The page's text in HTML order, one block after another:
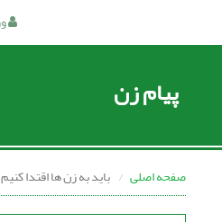
پیام زن
صفحه اصلی باید به زن ها اقتدا کنیم